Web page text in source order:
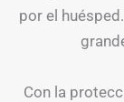
por el
Con la